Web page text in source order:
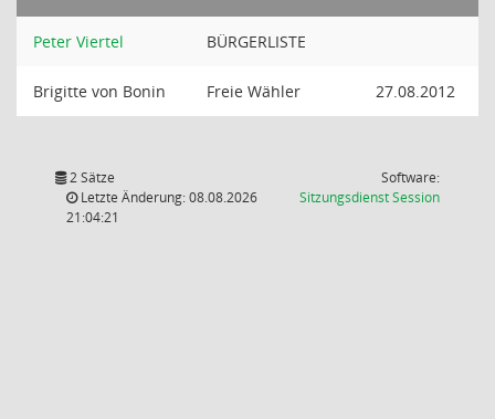
Peter Viertel BÜRGERLISTE
Brigitte von Bonin Freie Wähler 27.08.2012
2 Sätze
Letzte Änderung: 08.08.2026
21:04:21
Software:
SitzungsdienstSession(Wird in